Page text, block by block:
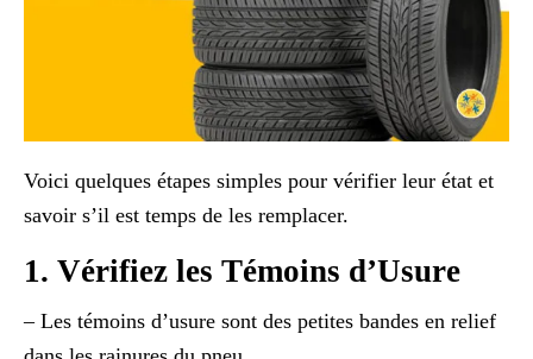
Voici quelques étapes simples pour vérifier leur état et
savoir s’il est temps de les remplacer.
1. Vérifiez les Témoins d’Usure
– Les témoins d’usure sont des petites bandes en relief